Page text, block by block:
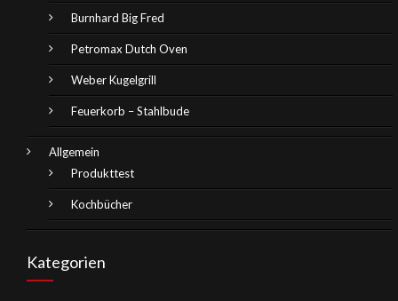
Burnhard Big Fred
Petromax Dutch Oven
Weber Kugelgrill
Feuerkorb – Stahlbude
Allgemein
Produkttest
Kochbücher
Kategorien